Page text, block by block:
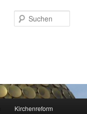
Kirchenreform